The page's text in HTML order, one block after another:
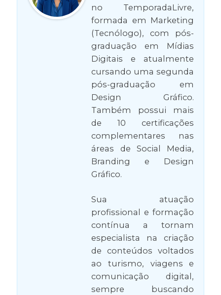
no TemporadaLivre,
formada em Marketing
(Tecnólogo), com pós-
graduação em Mídias
Digitais e atualmente
cursando uma segunda
pós-graduação em
Design Gráfico.
Também possui mais
de 10 certificações
complementares nas
áreas de Social Media,
Branding e Design
Gráfico.
Sua atuação
profissional e formação
contínua a tornam
especialista na criação
de conteúdos voltados
ao turismo, viagens e
comunicação digital,
sempre buscando